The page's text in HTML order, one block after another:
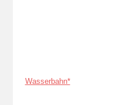
Wasserbahn*